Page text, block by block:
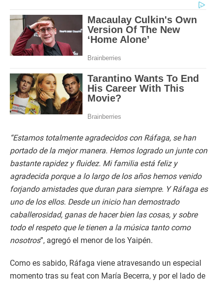
“Estamos totalmente agradecidos con Ráfaga, se han
portado de la mejor manera. Hemos logrado un junte con
bastante rapidez y fluidez. Mi familia está feliz y
agradecida porque a lo largo de los años hemos venido
forjando amistades que duran para siempre. Y Ráfaga es
uno de los ellos. Desde un inicio han demostrado
caballerosidad, ganas de hacer bien las cosas, y sobre
todo el respeto que le tienen a la música tanto como
nosotros”, agregó el menor de los Yaipén.
Como es sabido, Ráfaga viene atravesando un especial
momento tras su feat con María Becerra, y por el lado de